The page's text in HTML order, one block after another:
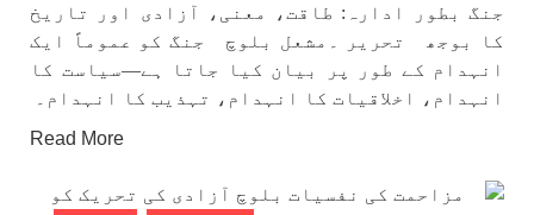
جنگ بطور ادارہ: طاقت، معنی، آزادی اور تاریخ
کا بوجھ تحریر ۔مشعل بلوچ جنگ کو عموماً ایک
انہدام کے طور پر بیان کیا جاتا ہے—سیاست کا
انہدام، اخلاقیات کا انہدام، تہذیب کا انہدام۔
Read More